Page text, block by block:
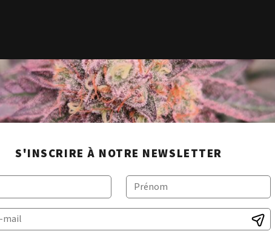
PRESSION
non
TEMPÉRATURE
125°C
PILOTAGE
SYSTÈME DE SÉCURITÉ
S'INSCRIRE À NOTRE NEWSLETTER